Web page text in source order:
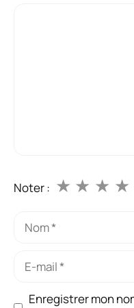
Noter : ★
★
★
★
Nom
Enregistrer mon